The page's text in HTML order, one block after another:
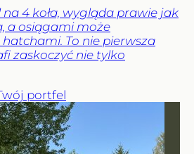
na 4 koła, wygląda prawie jak
a osiągami może
To nie pierwsza
zaskoczyć nie tylko
portfel